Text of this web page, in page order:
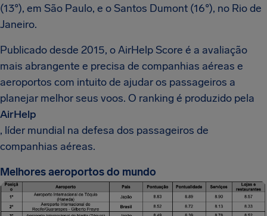
(13°), em São Paulo, e o Santos Dumont (16°), no Rio de
Janeiro.
Publicado desde 2015, o AirHelp Score é a avaliação
mais abrangente e precisa de companhias aéreas e
aeroportos com intuito de ajudar os passageiros a
planejar melhor seus voos. O ranking é produzido pela
AirHelp
, líder mundial na defesa dos passageiros de
companhias aéreas.
Melhores aeroportos do mundo